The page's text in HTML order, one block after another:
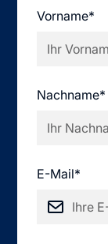
Vorname*
Nachname*
E-Mail*